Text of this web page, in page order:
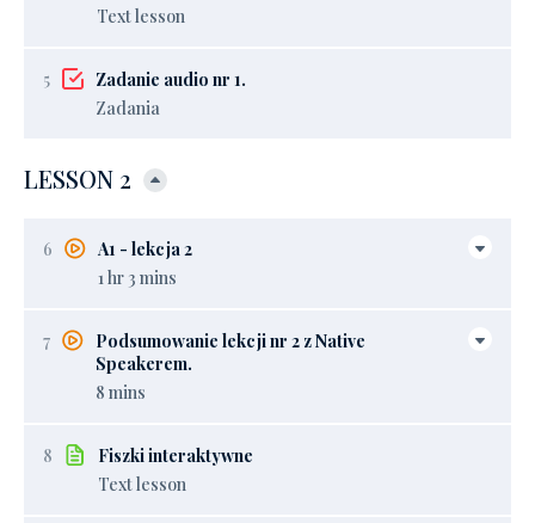
Text lesson
5
Zadanie audio nr 1.
Zadania
LESSON 2
6
A1 - lekcja 2
1 hr 3 mins
7
Podsumowanie lekcji nr 2 z Native
Speakerem.
8 mins
8
Fiszki interaktywne
Text lesson